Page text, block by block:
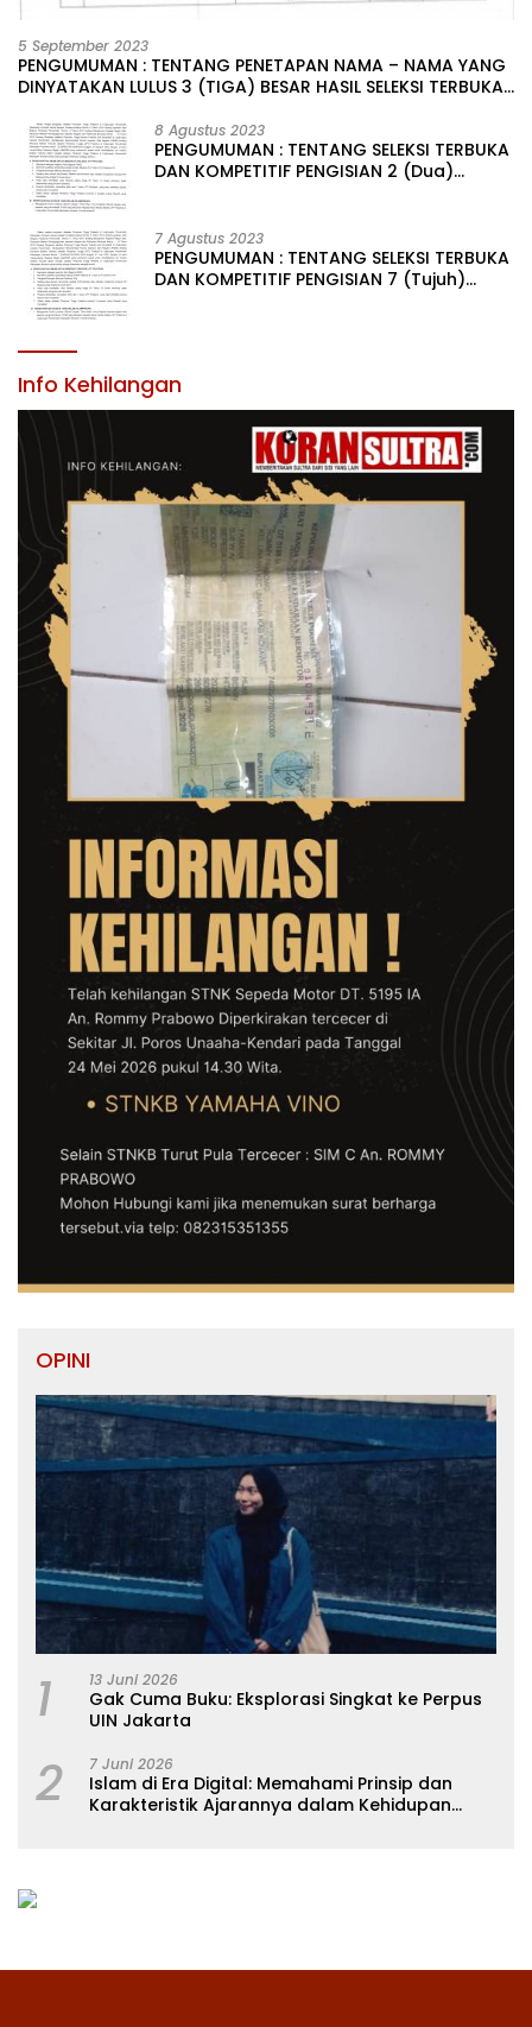
5 September 2023
PENGUMUMAN : TENTANG PENETAPAN NAMA – NAMA YANG
DINYATAKAN LULUS 3 (TIGA) BESAR HASIL SELEKSI TERBUKA
LINGKUNGAN PEMERINTAH DAERAH KABUPATEN KONAWE
8 Agustus 2023
PENGUMUMAN : TENTANG SELEKSI TERBUKA
DAN KOMPETITIF PENGISIAN 2 (Dua)
KABUPATEN KONAWE
7 Agustus 2023
PENGUMUMAN : TENTANG SELEKSI TERBUKA
DAN KOMPETITIF PENGISIAN 7 (Tujuh)
Info Kehilangan
OPINI
1 13 Juni 2026
Gak Cuma Buku: Eksplorasi Singkat ke Perpus
UIN Jakarta
2 7 Juni 2026
Islam di Era Digital: Memahami Prinsip dan
Karakteristik Ajarannya dalam Kehidupan